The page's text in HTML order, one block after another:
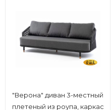
"Верона" диван 3-местный
плетеный из роупа, каркас